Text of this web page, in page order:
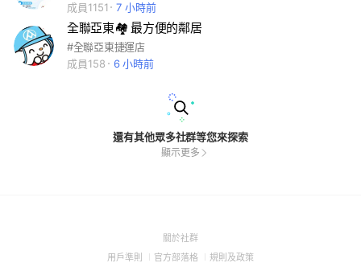
成員1151
7 小時前
全聯亞東🏘 最方便的鄰居
#全聯亞東捷運店
成員158
6 小時前
還有其他眾多社群等您來探索
顯示更多
關於社群(Open
用戶準則 (Open
官方部落格 (Open
規則及政策(Open